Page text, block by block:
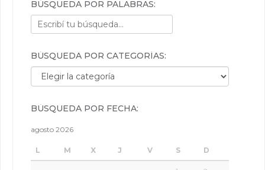
BÚSQUEDA POR PALABRAS:
BÚSQUEDA POR CATEGORÍAS:
Búsqueda por categorías:
BÚSQUEDA POR FECHA:
agosto 2026
L M X J V S D